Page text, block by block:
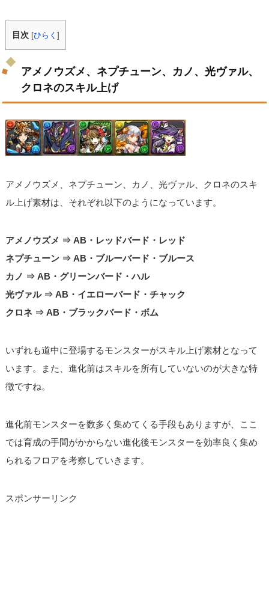
目次 [ひらく]
アメノウズメ、ネプチューン、カノ、光ヴァル、
クロネのスキル上げ
アメノウズメ、ネプチューン、カノ、光ヴァル、クロネのスキ
ル上げ素材は、それぞれ以下のようになっています。
アメノウズメ ⇒ AB・レッドバード・レッド
ネプチューン ⇒ AB・ブルーバード・ブルース
カノ ⇒ AB・グリーンバード・ハル
光ヴァル ⇒ AB・イエローバード・チャック
クロネ ⇒ AB・ブラックバード・ボム
いずれも道中に登場するモンスターがスキル上げ素材となって
います。また、進化前はスキルを所有していないのが大きな特
徴ですね。
進化前モンスターを数多く集めてくる手段もありますが、ここ
では育成の手間がかからない進化後モンスターを効率良く集め
られるフロアを考察していきます。
スポンサーリンク